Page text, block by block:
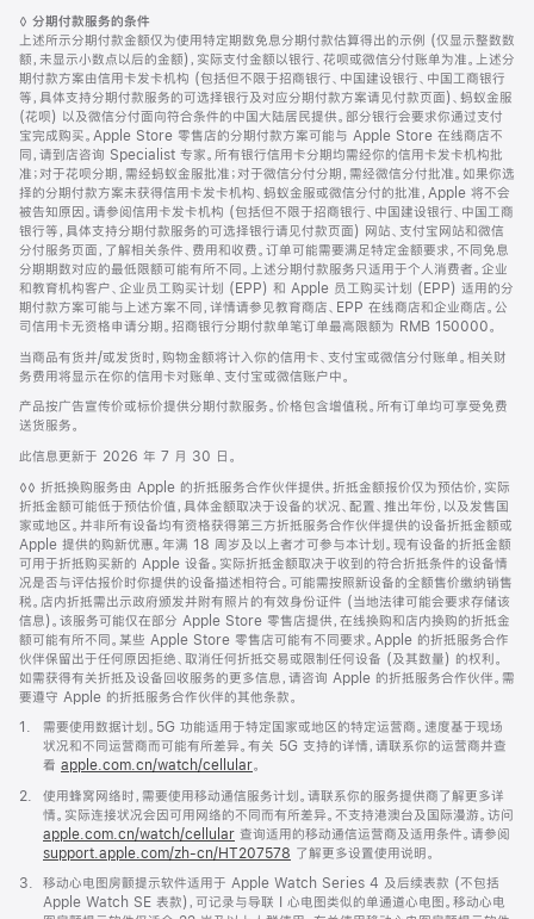
页
脚
脚
注
◊ 分期付款服务的条件
上述所示分期付款金额仅为使用特定期数免息分期付款估算得出的示例 (仅显示整数数
额，未显示小数点以后的金额)，实际支付金额以银行、花呗或微信分付账单为准。上述分
期付款方案由信用卡发卡机构 (包括但不限于招商银行、中国建设银行、中国工商银行
等，具体支持分期付款服务的可选择银行及对应分期付款方案请见付款页面)、蚂蚁金服
(花呗) 以及微信分付面向符合条件的中国大陆居民提供。部分银行会要求你通过支付
宝完成购买。Apple Store 零售店的分期付款方案可能与 Apple Store 在线商店不
同，请到店咨询 Specialist 专家。所有银行信用卡分期均需经你的信用卡发卡机构批
准；对于花呗分期，需经蚂蚁金服批准；对于微信分付分期，需经微信分付批准。如果你选
择的分期付款方案未获得信用卡发卡机构、蚂蚁金服或微信分付的批准，Apple 将不会
被告知原因。请参阅信用卡发卡机构 (包括但不限于招商银行、中国建设银行、中国工商
银行等，具体支持分期付款服务的可选择银行请见付款页面) 网站、支付宝网站和微信
分付服务页面，了解相关条件、费用和收费。订单可能需要满足特定金额要求，不同免息
分期期数对应的最低限额可能有所不同。上述分期付款服务只适用于个人消费者。企业
和教育机构客户、企业员工购买计划 (EPP) 和 Apple 员工购买计划 (EPP) 适用的分
期付款方案可能与上述方案不同，详情请参见教育商店、EPP 在线商店和企业商店。公
司信用卡无资格申请分期。招商银行分期付款单笔订单最高限额为 RMB 150000。
当商品有货并/或发货时，购物金额将计入你的信用卡、支付宝或微信分付账单。相关财
务费用将显示在你的信用卡对账单、支付宝或微信账户中。
产品按广告宣传价或标价提供分期付款服务。价格包含增值税。所有订单均可享受免费
送货服务。
此信息更新于 2026 年 7 月 30 日。
脚
注
◊◊ 折抵换购服务由 Apple 的折抵服务合作伙伴提供。折抵金额报价仅为预估价，实际
折抵金额可能低于预估价值，具体金额取决于设备的状况、配置、推出年份，以及发售国
家或地区。并非所有设备均有资格获得第三方折抵服务合作伙伴提供的设备折抵金额或
Apple 提供的购新优惠。年满 18 周岁及以上者才可参与本计划。现有设备的折抵金额
可用于折抵购买新的 Apple 设备。实际折抵金额取决于收到的符合折抵条件的设备情
况是否与评估报价时你提供的设备描述相符合。可能需按照新设备的全额售价缴纳销售
税。店内折抵需出示政府颁发并附有照片的有效身份证件 (当地法律可能会要求存储该
信息)。该服务可能仅在部分 Apple Store 零售店提供，在线换购和店内换购的折抵金
额可能有所不同。某些 Apple Store 零售店可能有不同要求。Apple 的折抵服务合作
伙伴保留出于任何原因拒绝、取消任何折抵交易或限制任何设备 (及其数量) 的权利。
如需获得有关折抵及设备回收服务的更多信息，请咨询 Apple 的折抵服务合作伙伴。需
要遵守 Apple 的折抵服务合作伙伴的其他条款。
脚
1.
需要使用数据计划。5G 功能适用于特定国家或地区的特定运营商。速度基于现场
状况和不同运营商而可能有所差异。有关 5G 支持的详情，请联系你的运营商并查
看 apple.com.cn/watch/cellular。
脚
2.
使用蜂窝网络时，需要使用移动通信服务计划。请联系你的服务提供商了解更多详
情。实际连接状况会因可用网络的不同而有所差异。不支持港澳台及国际漫游。访问
apple.com.cn/watch/cellular 查询适用的移动通信运营商及适用条件。请参阅
support.apple.com/zh-cn/HT207578 (在
窗
口
了解更多设置使用说明。
脚
3.
移动心电图房颤提示软件适用于 Apple Watch Series 4 及后续表款 (不包括
Apple Watch SE 表款)，可记录与导联 I 心电图类似的单通道心电图。移动心电